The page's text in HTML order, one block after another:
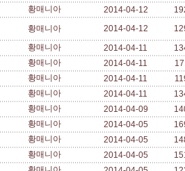
황매니아 2014-04-12
황매니아 2014-04-12
황매니아 2014-04-11
황매니아 2014-04-11
황매니아 2014-04-11
황매니아 2014-04-11
황매니아 2014-04-09
황매니아 2014-04-05
황매니아 2014-04-05
황매니아 2014-04-05